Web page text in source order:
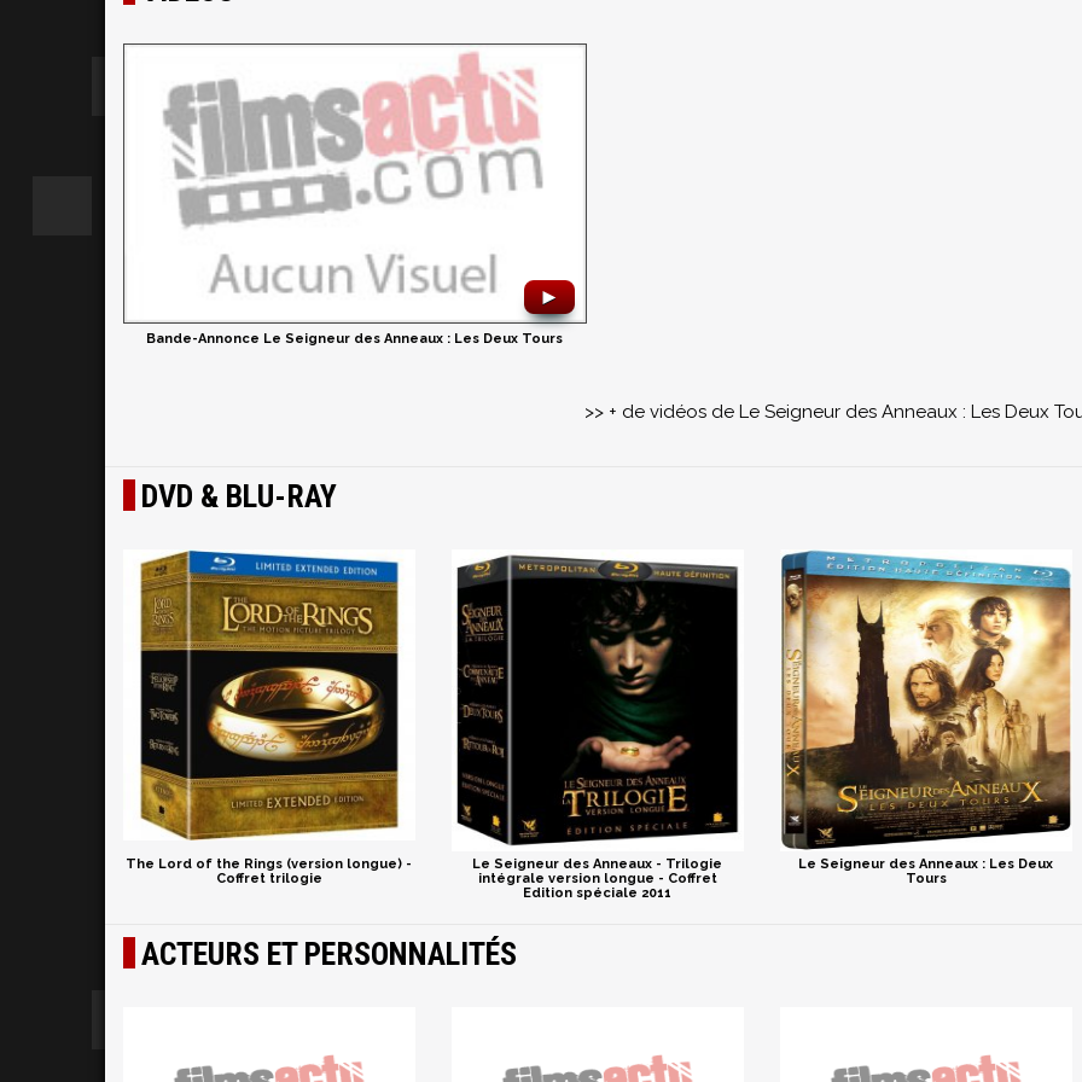
►
Bande-Annonce Le Seigneur des Anneaux : Les Deux Tours
>> + de vidéos de Le Seigneur des Anneaux : Les Deux
DVD & BLU-RAY
The Lord of the Rings (version longue) -
Coffret trilogie
Le Seigneur des Anneaux - Trilogie
intégrale version longue - Coffret
Edition spéciale 2011
Le Seigneur des Anneaux : Les Deux
Tours
ACTEURS ET PERSONNALITÉS